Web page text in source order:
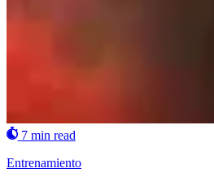
7 min read
Entrenamiento